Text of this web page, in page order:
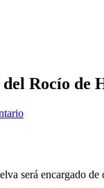
Rocío de
será encargado